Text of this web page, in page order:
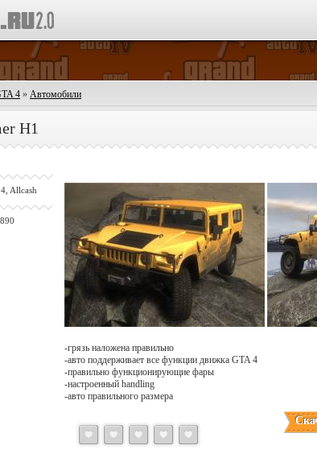
4 » Автомобили
H1
Allcash
-грязь наложена правильно
-авто поддерживает все функции движка GTA 4
-правильно функционирующие фары
-настроенный handling
-авто правильного размера